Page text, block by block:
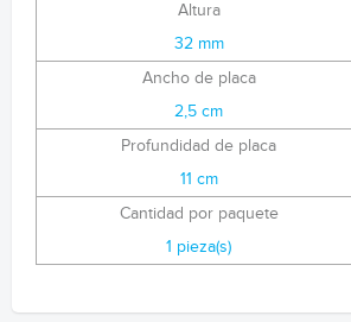
Altura
32 mm
Ancho de placa
2,5 cm
Profundidad de placa
11 cm
Cantidad por paquete
1 pieza(s)